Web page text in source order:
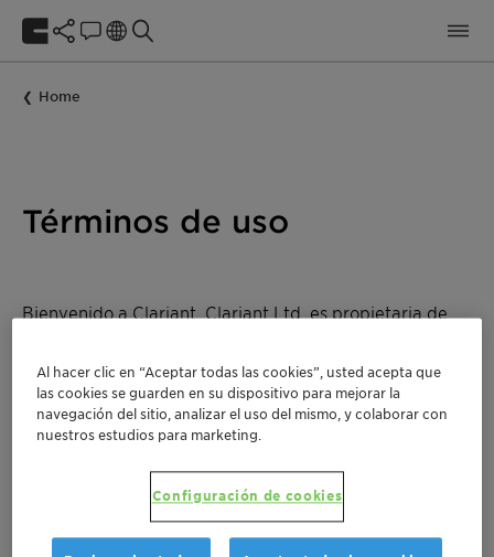
Home
Términos de uso
Bienvenido a Clariant. Clariant Ltd. es propietaria de
proporciona como un servicio. Revise los siguientes
términos de uso que rigen el uso de nuestro sitio web.
Tenga en cuenta que nos reservamos el derecho de
actualizar o cambiar los términos de uso en cualquier
momento y sin previo aviso. Aquí se puede encontrar la
última versión de los términos de uso.
Al hacer clic en “Aceptar todas las cookies”, usted acepta que
las cookies se guarden en su dispositivo para mejorar la
navegación del sitio, analizar el uso del mismo, y colaborar con
nuestros estudios para marketing.
Configuración de cookies